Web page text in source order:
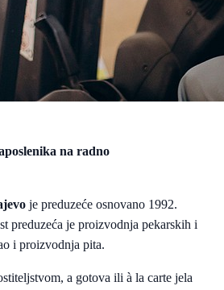
na radno
je preduzeće osnovano 1992.
preduzeća je proizvodnja pekarskih i
i proizvodnja pita.
a gotova ili à la carte jela